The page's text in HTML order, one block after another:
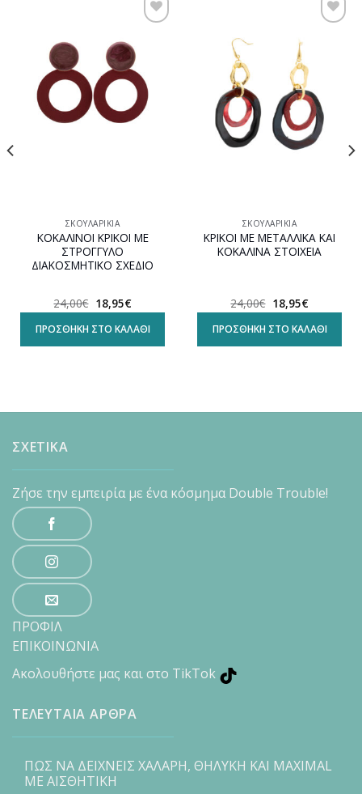
Προσθήκη
στη
wishlist
ΣΚΟΥΛΑΡΊΚΙΑ
ΚΟΚΑΛΙΝΟΙ ΚΡΙΚΟΙ ΜΕ
ΣΤΡΟΓΓΥΛΟ
ΔΙΑΚΟΣΜΗΤΙΚΟ ΣΧΕΔΙΟ
24,00€ Original
price
was:
24,00€.
18,95€Η
τρέχουσα
τιμή
είναι:
18,95€.
ΠΡΟΣΘΉΚΗ ΣΤΟ ΚΑΛΆΘΙ
Προσθήκη
wishlist
ΣΚΟΥΛΑΡΊΚΙΑ
ΚΡΙΚΟΙ ΜΕ ΜΕΤΑΛΛΙΚΑ ΚΑΙ
ΚΟΚΑΛΙΝΑ ΣΤΟΙΧΕΙΑ
24,00€ Original
price
was:
24,00€.
18,95€Η
τρέχουσα
τιμή
είναι:
18,95€.
ΠΡΟΣΘΉΚΗ ΣΤΟ ΚΑΛΆΘΙ
ΣΧΕΤΙΚΑ
Ζήσε την εμπειρία με ένα κόσμημα Double Trouble!
ΠΡΟΦΙΛ
ΕΠΙΚΟΙΝΩΝΙΑ
Ακολουθήστε μας και στο TikTok
ΤΕΛΕΥΤΑΙΑ ΑΡΘΡΑ
ΠΩΣ ΝΑ ΔΕΙΧΝΕΙΣ ΧΑΛΑΡΗ, ΘΗΛΥΚΗ ΚΑΙ MAXIMAL
ΜΕ ΑΙΣΘΗΤΙΚΗ